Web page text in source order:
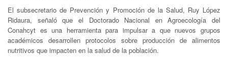
El subsecretario de Prevención y Promoción de la Salud, Ruy López
Ridaura, señaló que el Doctorado Nacional en Agroecología del
Conahcyt es una herramienta para impulsar a que nuevos grupos
académicos desarrollen protocolos sobre producción de alimentos
nutritivos que impacten en la salud de la población.